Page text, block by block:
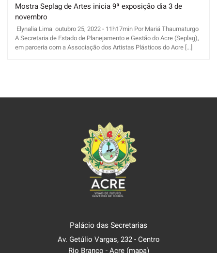
Mostra Seplag de Artes inicia 9ª exposição dia 3 de
novembro
Elynalia Lima outubro 25, 2022 - 11h17min Por Mariá Thaumaturgo
A Secretaria de Estado de Planejamento e Gestão do Acre (Seplag),
em parceria com a Associação dos Artistas Plásticos do Acre [...]
Palácio das Secretarias
Av. Getúlio Vargas, 232 - Centro
Rio Branco - Acre (mapa)